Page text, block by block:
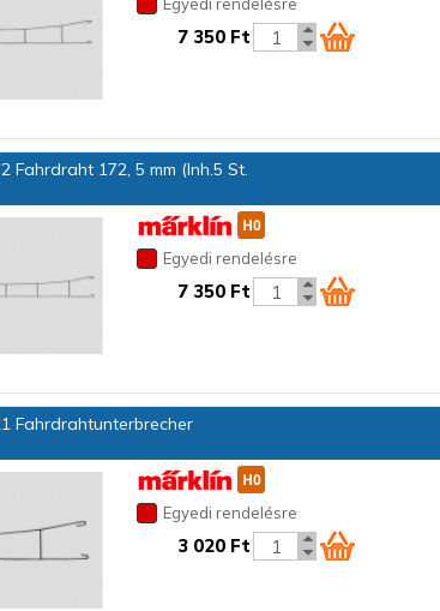
7 350 Ft
Fahrdraht 172, 5 mm (Inh.5 St.
Egyedi rendelésre
7 350 Ft
Fahrdrahtunterbrecher
Egyedi rendelésre
3 020 Ft